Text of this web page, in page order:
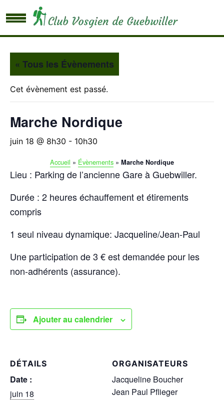
« Tous les Évènements
Cet évènement est passé.
Marche Nordique
juin 18 @ 8h30 - 10h30
Accueil » Évènements » Marche Nordique
Lieu : Parking de l’ancienne Gare à Guebwiller.
Durée : 2 heures échauffement et étirements
compris
1 seul niveau dynamique: Jacqueline/Jean-Paul
Une participation de 3 € est demandée pour les
non-adhérents (assurance).
Ajouter au calendrier
DÉTAILS
Date :
juin 18
ORGANISATEURS
Jacqueline Boucher
Jean Paul Pflieger